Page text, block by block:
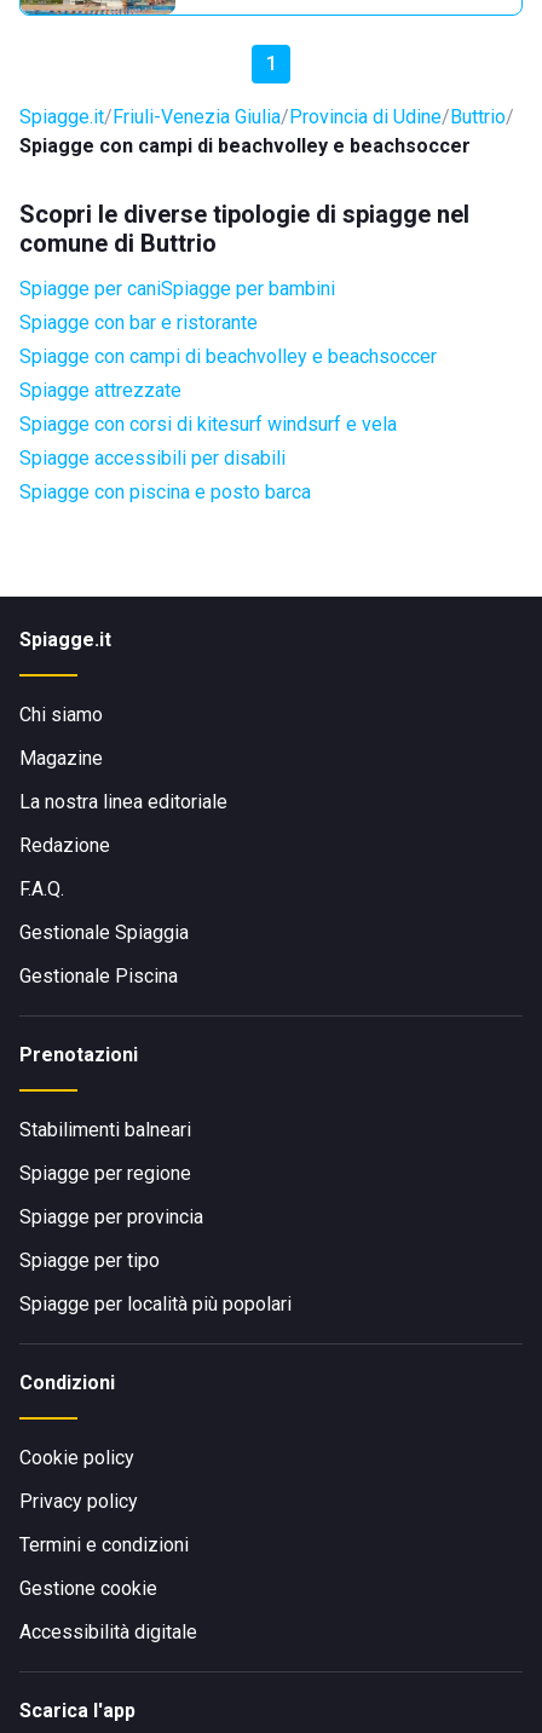
1
Spiagge.it Friuli-Venezia Giulia Provincia di Udine Buttrio
Spiagge con campi di beachvolley e beachsoccer
Scopri le diverse tipologie di spiagge nel
comune di Buttrio
Spiagge per caniSpiagge per bambini
Spiagge con bar e ristorante
Spiagge con campi di beachvolley e beachsoccer
Spiagge attrezzate
Spiagge con corsi di kitesurf windsurf e vela
Spiagge accessibili per disabili
Spiagge con piscina e posto barca
Spiagge.it
Chi siamo
Magazine
La nostra linea editoriale
Redazione
F.A.Q.
Gestionale Spiaggia
Gestionale Piscina
Prenotazioni
Stabilimenti balneari
Spiagge per regione
Spiagge per provincia
Spiagge per tipo
Spiagge per località più popolari
Condizioni
Cookie policy
Privacy policy
Termini e condizioni
Gestione cookie
Accessibilità digitale
Scarica l'app